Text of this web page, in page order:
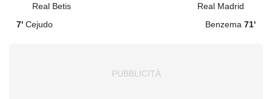
Real Betis
Real Madrid
7' Cejudo Benzema 71'